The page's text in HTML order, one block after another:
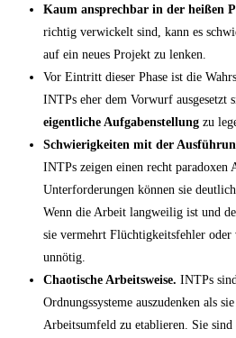
Kaum ansprechbar in der heißen
richtig verwickelt sind, kann es
auf ein neues Projekt zu lenken.
Vor Eintritt dieser Phase ist die
INTPs eher dem Vorwurf ausgesetzt
eigentliche Aufgabenstellung zu
Schwierigkeiten mit der
INTPs zeigen einen recht paradoxen
Unterforderungen können sie
Wenn die Arbeit langweilig ist und
sie vermehrt Flüchtigkeitsfehler
unnötig.
Chaotische Arbeitsweise. INTPs
Ordnungssysteme auszudenken als
Arbeitsumfeld zu etablieren. Sie sind